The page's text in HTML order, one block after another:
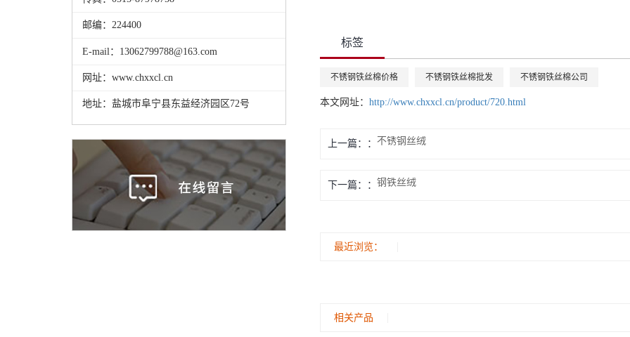
邮编：224400
E-mail：13062799788@163.com
网址：www.chxxcl.cn
地址：盐城市阜宁县东益经济园区72号
标签
不锈钢铁丝棉价格 不锈钢铁丝棉批发 不锈钢铁丝棉公司
本文网址： http://www.chxxcl.cn/product/720.html
上一篇： 不锈钢丝绒
下一篇： 钢铁丝绒
最近浏览：
相关产品